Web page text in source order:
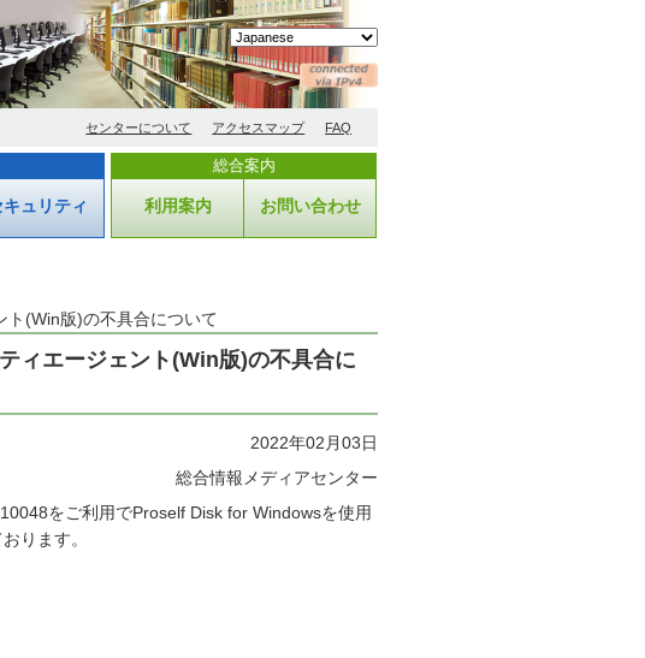
センターについて アクセスマップ FAQ
キュリティ
総合案内
利用案内 お問い合わせ
ト(Win版)の不具合について
ィエージェント(Win版)の不具合に
2022年02月03日
総合情報メディアセンター
をご利用でProself Disk for Windowsを使用
ります。